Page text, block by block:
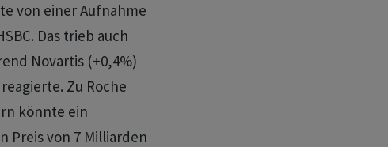
von einer Aufnahme
Das trieb auch
Novartis (+0,4%)
Zu Roche
könnte ein
Preis von 7 Milliarden